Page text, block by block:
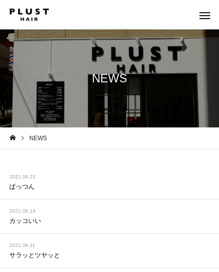
NEWS
NEWS
2021.06.22
ぱっつん
2021.06.18
カッコいい
2021.06.11
サラッとツヤッと